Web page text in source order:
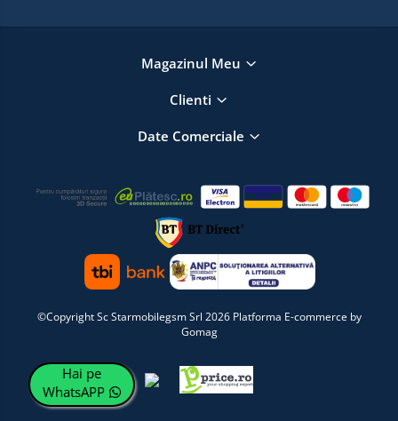
Magazinul Meu
Clienti
Date Comerciale
©Copyright Sc Starmobilegsm Srl 2026 Platforma E-commerce by
Gomag
Hai pe
WhatsAPP